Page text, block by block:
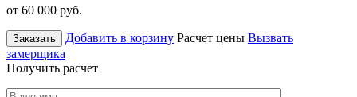
от 60 000 руб.
Заказать Добавить в корзину Расчет цены Вызвать
замерщика
Получить расчет